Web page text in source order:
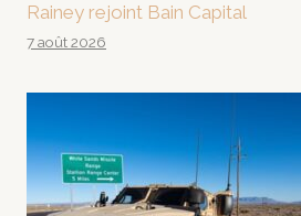
Rainey rejoint Bain Capital
7 août 2026